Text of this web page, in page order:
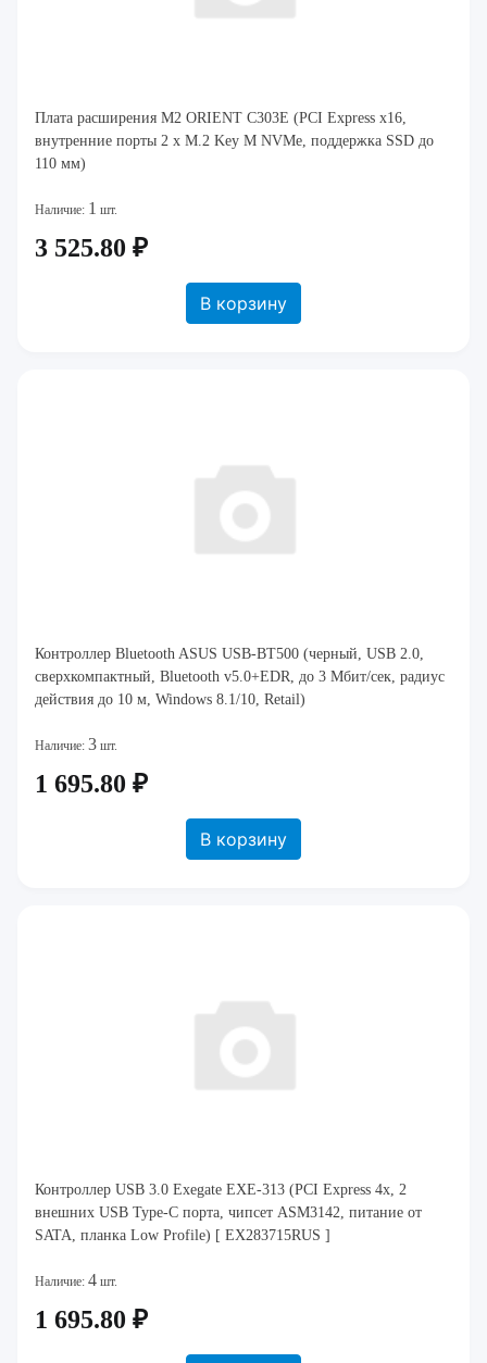
Плата расширения M2 ORIENT C303E (PCI Express x16,
внутренние порты 2 x M.2 Key M NVMe, поддержка SSD до
110 мм)
Наличие: 1 шт.
3 525.80 ₽
В корзину
Контроллер Bluetooth ASUS USB-BT500 (черный, USB 2.0,
сверхкомпактный, Bluetooth v5.0+EDR, до 3 Мбит/сек, радиус
действия до 10 м, Windows 8.1/10, Retail)
Наличие: 3 шт.
1 695.80 ₽
В корзину
Контроллер USB 3.0 Exegate EXE-313 (PCI Express 4x, 2
внешних USB Type-C порта, чипсет ASM3142, питание от
SATA, планка Low Profile) [ EX283715RUS ]
Наличие: 4 шт.
1 695.80 ₽